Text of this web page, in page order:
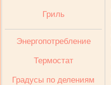
Гриль
Энергопотребление
Термостат
Градусы по делениям